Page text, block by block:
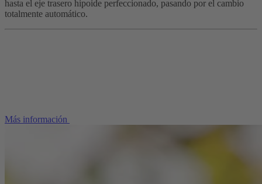
hasta el eje trasero hipoide perfeccionado, pasando por el cambio
totalmente automático.
Más información